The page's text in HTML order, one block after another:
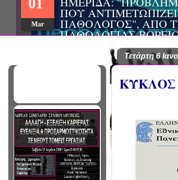
ΠΟΥ
ΠΑΘΟΛΟΓΟΣ", ΑΠΟ
ΠΑΘΟΛΟΓΙΑΣ
ΤΙΣ Α' & Β'
ΚΛΙΝΙΚΕΣ ΠΓΝΙ
Mar
Τετάρτη 6
ΚΥΚΛΟΣ